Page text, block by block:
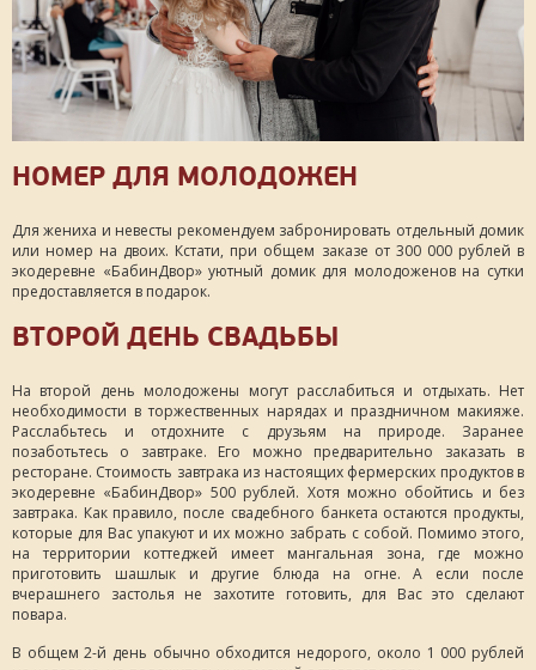
НОМЕР ДЛЯ МОЛОДОЖЕН
Для жениха и невесты рекомендуем забронировать отдельный домик
или номер на двоих. Кстати, при общем заказе от 300 000 рублей в
экодеревне «БабинДвор» уютный домик для молодоженов на сутки
предоставляется в подарок.
ВТОРОЙ ДЕНЬ СВАДЬБЫ
На второй день молодожены могут расслабиться и отдыхать. Нет
необходимости в торжественных нарядах и праздничном макияже.
Расслабьтесь и отдохните с друзьям на природе. Заранее
позаботьтесь о завтраке. Его можно предварительно заказать в
ресторане. Стоимость завтрака из настоящих фермерских продуктов в
экодеревне «БабинДвор» 500 рублей. Хотя можно обойтись и без
завтрака. Как правило, после свадебного банкета остаются продукты,
которые для Вас упакуют и их можно забрать с собой. Помимо этого,
на территории коттеджей имеет мангальная зона, где можно
приготовить шашлык и другие блюда на огне. А если после
вчерашнего застолья не захотите готовить, для Вас это сделают
повара.
В общем 2-й день обычно обходится недорого, около 1 000 рублей